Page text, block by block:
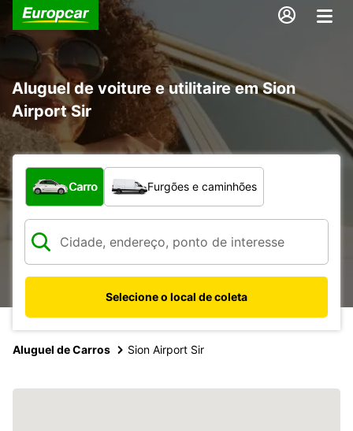
Aluguel de voiture e utilitaire em Sion
Airport Sir
Qual tipo de veículo?
Carro Furgões e caminhões
Selecione o local de coleta
Aluguel de Carros Sion Airport Sir